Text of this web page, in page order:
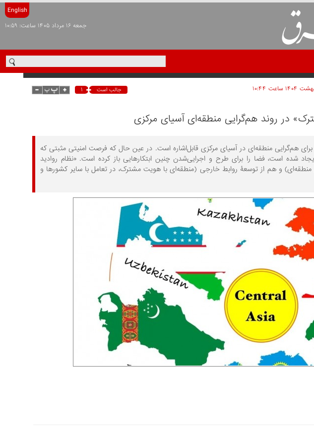
English
جمعه ۱۶ مرداد ۱۴۰۵ ساعت: ۱۰:۵۹
جالب است ۱
در روند هم‌گرایی منطقه‌ای آسیای مرکزی
هم‌گرایی منطقه‌ای در آسیای مرکزی قابل‌اشاره است. در عین‌ حال که فرصت امنیتی مثبتی که
شده است، فضا را برای طرح و اجرایی‌شدن چنین ابتکار‌هایی باز کرده است. «نظام روادید
و هم از توسعۀ روابط خارجی (منطقه‌ای با هویت مشترک، در تعامل با سایر کشورها و